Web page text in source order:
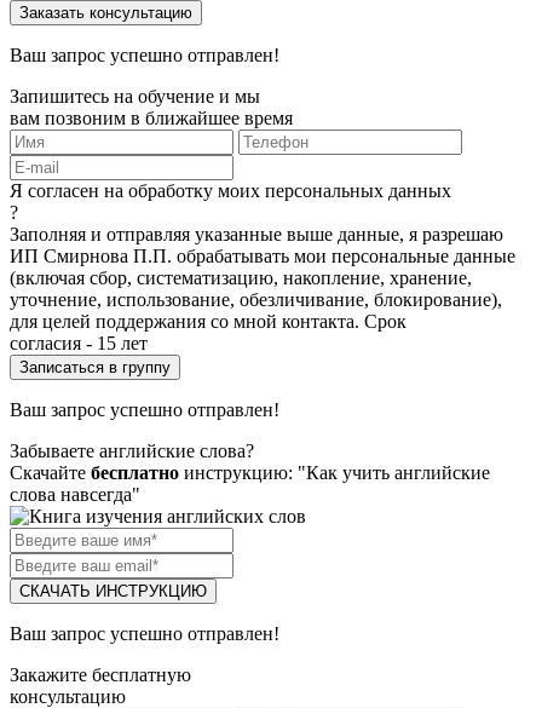
Ваш запрос успешно отправлен!
Запишитесь на обучение и мы
вам позвоним в ближайшее время
Я согласен на обработку моих персональных данных
?
Заполняя и отправляя указанные выше данные, я разрешаю
ИП Смирнова П.П. обрабатывать мои персональные данные
(включая сбор, систематизацию, накопление, хранение,
уточнение, использование, обезличивание, блокирование),
для целей поддержания со мной контакта. Срок
согласия - 15 лет
Ваш запрос успешно отправлен!
Забываете английские слова?
Скачайте бесплатно инструкцию: "Как учить английские
слова навсегда"
СКАЧАТЬ ИНСТРУКЦИЮ
Ваш запрос успешно отправлен!
Закажите бесплатную
консультацию